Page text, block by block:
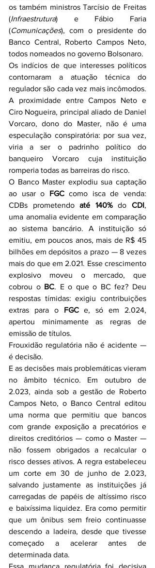
os também ministros Tarcísio de Freitas
(Infraestrutura) e Fábio Faria
(Comunicações), com o presidente do
Banco Central, Roberto Campos Neto,
todos nomeados no governo Bolsonaro.
Os indícios de que interesses políticos
contornaram a atuação técnica do
regulador são cada vez mais incômodos.
A proximidade entre Campos Neto e
Ciro Nogueira, principal aliado de Daniel
Vorcaro, dono do Master, não é uma
especulação conspiratória: por sua vez,
viria a ser o padrinho político do
banqueiro Vorcaro cuja instituição
romperia todas as barreiras do risco.
O Banco Master explodiu sua captação
ao usar o FGC como isca de venda:
CDBs prometendo até 140% do CDI,
uma anomalia evidente em comparação
ao sistema bancário. A instituição só
emitiu, em poucos anos, mais de R$ 45
bilhões em depósitos a prazo — 8 vezes
mais do que em 2.021. Esse crescimento
explosivo moveu o mercado, que
cobrou o BC. E o que o BC fez? Deu
respostas tímidas: exigiu contribuições
extras para o FGC e, só em 2.024,
apertou minimamente as regras de
emissão de títulos.
Frouxidão regulatória não é acidente —
é decisão.
E as decisões mais problemáticas vieram
no âmbito técnico. Em outubro de
2.023, ainda sob a gestão de Roberto
Campos Neto, o Banco Central editou
uma norma que permitiu que bancos
com grande exposição a precatórios e
direitos creditórios — como o Master —
não fossem obrigados a recalcular o
risco desses ativos. A regra estabeleceu
um corte em 30 de junho de 2.023,
salvando justamente as instituições já
carregadas de papéis de altíssimo risco
e baixíssima liquidez. Era como permitir
que um ônibus sem freio continuasse
descendo a ladeira, desde que tivesse
começado a acelerar antes de
determinada data.
Essa mudança regulatória foi decisiva